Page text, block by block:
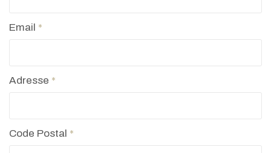
Email *
Adresse *
Code Postal *